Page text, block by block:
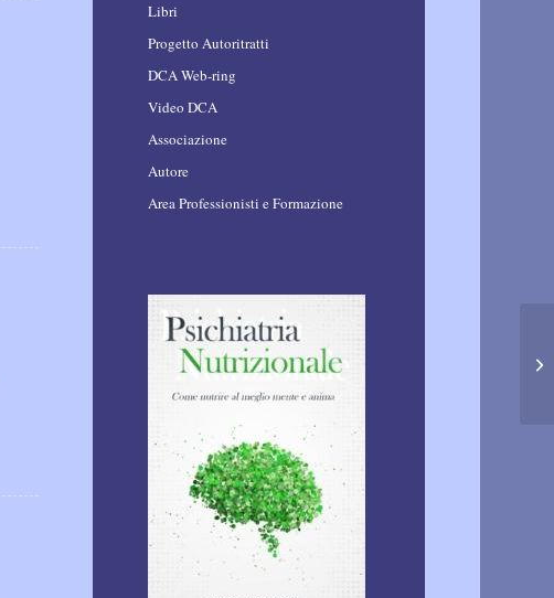
Libri
Progetto Autoritratti
DCA Web-ring
Video DCA
Associazione
Autore
Area Professionisti e Formazione